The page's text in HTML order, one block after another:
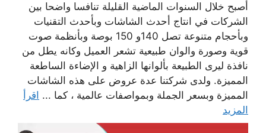
أصبح خلال السنوات الماضية القليلة تنافسا واضحا بين
الشركات في انتاج أحدث الشاشات وبأحدث التقنيات
وبأحجام متنوعة تصل 140و 150 بوصة وبأنظمة صوت
قوية وصورة والوان طبيعية تشعر العميل وكانه يطل من
نافذة ليرى الطبيعة بألوانها الزاهية و الإضاءة الساطعة
المميزة. ولدى شركتنا عدة عروض على هذه الشاشات
المميزة وبسعر الجملة وبمواصفات عالمية ، كما ... اقرأ
المزيد